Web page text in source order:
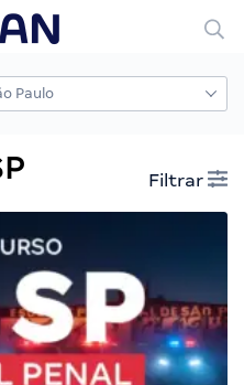
Filtrar